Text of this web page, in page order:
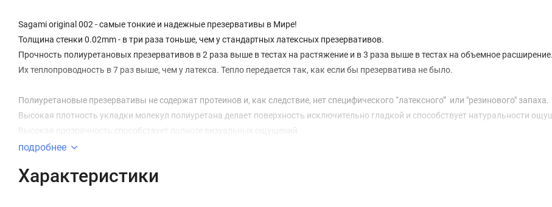
Sagami original 002 - самые тонкие и надежные презервативы в Мире!
Толщина стенки 0.02mm - в три раза тоньше, чем у стандартных латексных презервативов.
Прочность полиуретановых презервативов в 2 раза выше в тестах на растяжение и в 3 раза выше в тестах на объемное расширение.
Их теплопроводность в 7 раз выше, чем у латекса. Тепло передается так, как если бы презерватива не было.
Полиуретановые презервативы не содержат протеинов и, как следствие, нет специфического “латексного” или "резинового" запаха.
Высокая плотность укладки молекул полиуретана делает поверхность исключительно гладкой и способствует натуральности
Высокая прозрачность способствует полноте визуальных ощущений
Отсутствие протеинов и химических катализаторов исключает соответствующие аллергические реакции. (по статистике, аллергию
Высокая стабильность при температурных перепадах увеличивает надежность и срок годности.
подробнее
Характеристики